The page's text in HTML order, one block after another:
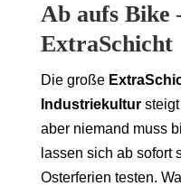
Ab aufs Bike
ExtraSchicht
Die große
Industriekultursteigt
aber niemand muss
lassen sich ab sofort
Osterferien testen.